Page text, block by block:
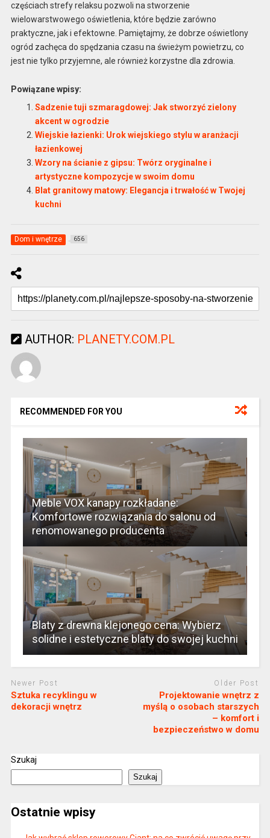
częściach strefy relaksu pozwoli na stworzenie
wielowarstwowego oświetlenia, które będzie zarówno
praktyczne, jak i efektowne. Pamiętajmy, że dobrze oświetlony
ogród zachęca do spędzania czasu na świeżym powietrzu, co
jest nie tylko przyjemne, ale również korzystne dla zdrowia.
Powiązane wpisy:
Sadzenie tuji szmaragdowej: Jak stworzyć zielony
akcent w ogrodzie
Wiejskie łazienki: Urok wiejskiego stylu w aranżacji
łazienkowej
Wzory na ścianie z gipsu: Twórz oryginalne i
artystyczne kompozycje w swoim domu
Blat granitowy matowy: Elegancja i trwałość w Twojej
kuchni
Dom i wnętrze 656
AUTHOR: PLANETY.COM.PL
RECOMMENDED FOR YOU
Meble VOX kanapy rozkładane:
Komfortowe rozwiązania do salonu od
renomowanego producenta
Blaty z drewna klejonego cena: Wybierz
solidne i estetyczne blaty do swojej kuchni
Newer Post
Sztuka recyklingu w
dekoracji wnętrz
Older Post
Projektowanie wnętrz z
myślą o osobach starszych
– komfort i
bezpieczeństwo w domu
Szukaj
Szukaj
Ostatnie wpisy